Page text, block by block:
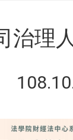
治理